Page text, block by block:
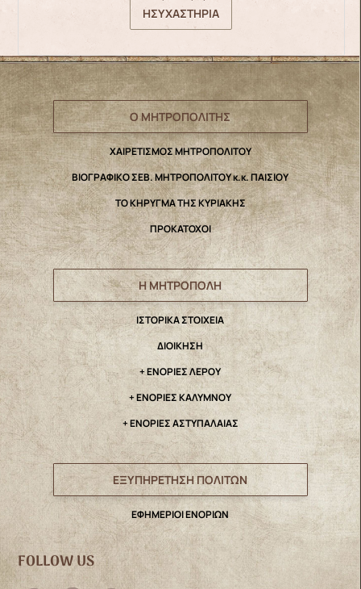
ΗΣΥΧΑΣΤΗΡΙΑ
Ο ΜΗΤΡΟΠΟΛΙΤΗΣ
ΧΑΙΡΕΤΙΣΜΟΣ ΜΗΤΡΟΠΟΛΙΤΟΥ
ΒΙΟΓΡΑΦΙΚΟ ΣΕΒ. ΜΗΤΡΟΠΟΛΙΤΟΥ κ.κ. ΠΑΙΣΙΟΥ
ΤΟ ΚΗΡΥΓΜΑ ΤΗΣ ΚΥΡΙΑΚΗΣ
ΠΡΟΚΑΤΟΧΟΙ
Η ΜΗΤΡΟΠΟΛΗ
IΣΤΟΡΙΚΑ ΣΤΟΙΧΕΙΑ
ΔΙΟΙΚΗΣΗ
+ ΕΝΟΡΙΕΣ ΛΕΡΟΥ
+ ΕΝΟΡΙΕΣ ΚΑΛΥΜΝΟΥ
+ ΕΝΟΡΙΕΣ ΑΣΤΥΠΑΛΑΙΑΣ
ΕΞΥΠΗΡΕΤΗΣΗ ΠΟΛΙΤΩΝ
ΕΦΗΜΕΡΙΟΙ ΕΝΟΡΙΩΝ
FOLLOW US